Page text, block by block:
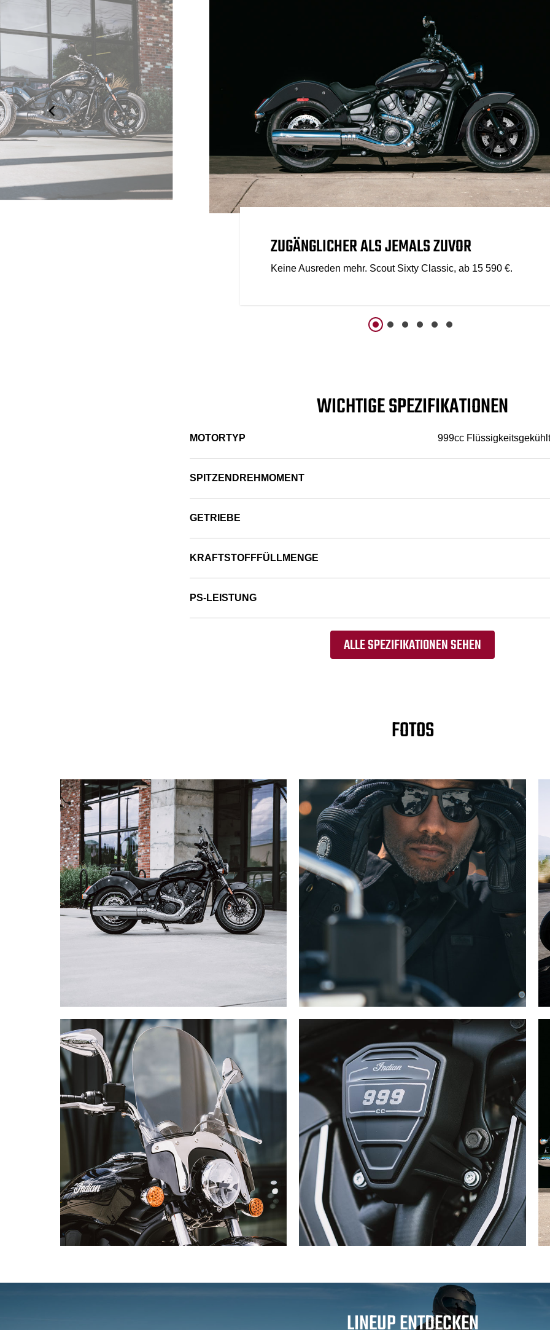
ZUGÄNGLICHER ALS JEMALS ZUVOR
Keine Ausreden mehr. Scout Sixty Classic, ab 15 590 €.
WICHTIGE SPEZIFIKATIONEN
MOTORTYP 999cc
SPITZENDREHMOMENT
GETRIEBE
KRAFTSTOFFFÜLLMENGE
PS-LEISTUNG
ALLE SPEZIFIKATIONEN SEHEN
FOTOS